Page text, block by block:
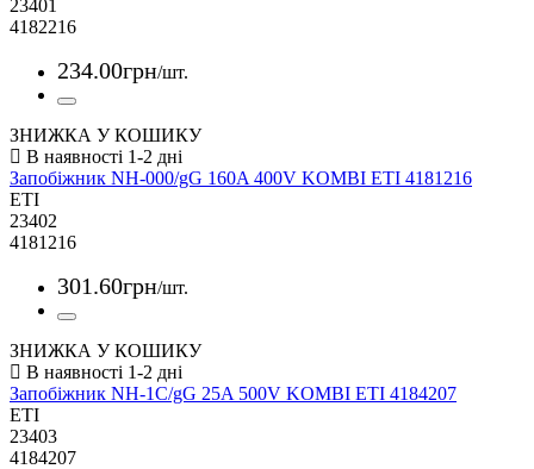
23401
4182216
234.00грн/шт.
ЗНИЖКА У КОШИКУ
Запобіжник NH-000/gG 160A 400V KOMBI ETI 4181216
ETI
23402
4181216
301.60грн/шт.
ЗНИЖКА У КОШИКУ
Запобіжник NH-1C/gG 25A 500V KOMBI ETI 4184207
ETI
23403
4184207